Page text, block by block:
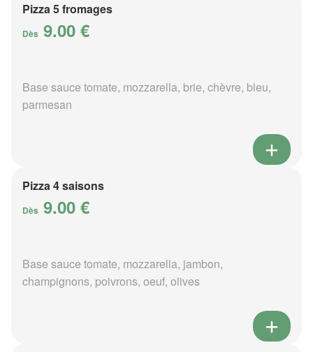
Pizza 5 fromages
Dès 9.00 €
Base sauce tomate, mozzarella, brie, chèvre, bleu,
parmesan
Pizza 4 saisons
Dès 9.00 €
Base sauce tomate, mozzarella, jambon,
champignons, poivrons, oeuf, olives